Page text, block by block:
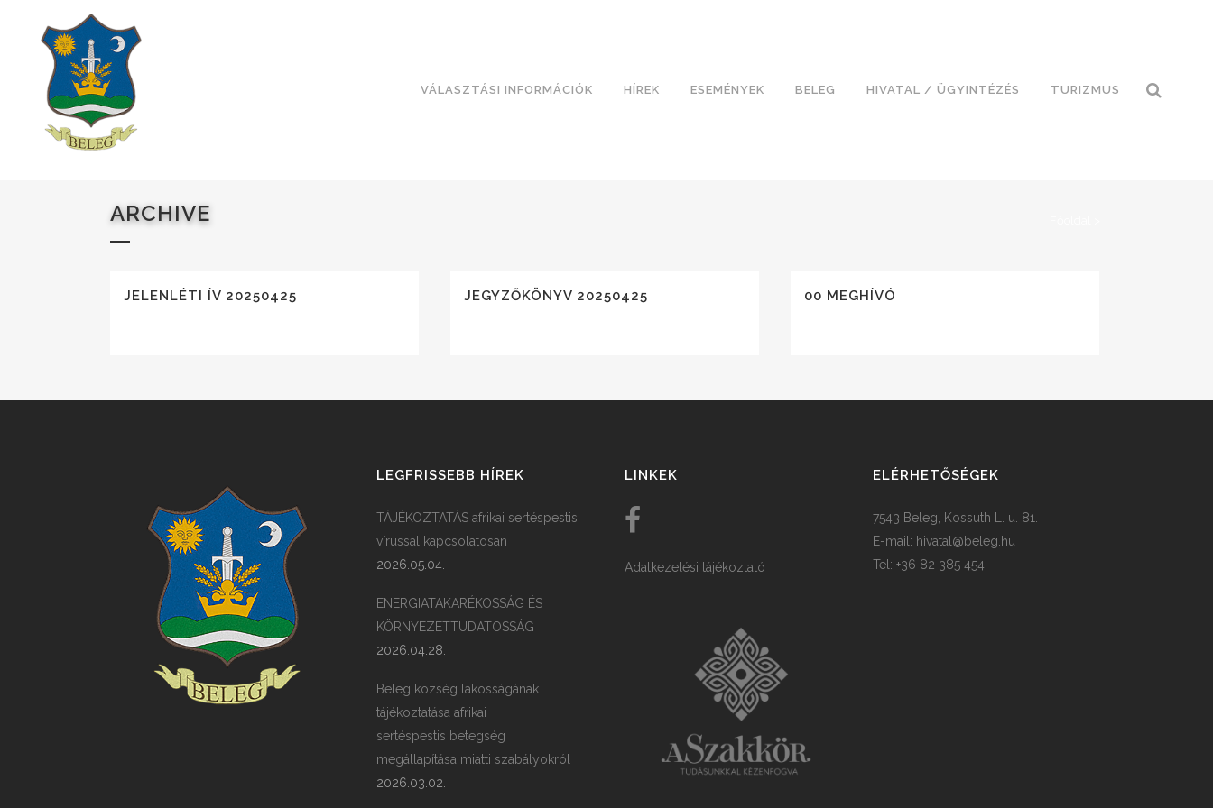
VÁLASZTÁSI INFORMÁCIÓK HÍREK ESEMÉNYEK BELEG HIVATAL / ÜGYINTÉZÉS TURIZMUS
ARCHIVE
JELENLÉTI ÍV 20250425 JEGYZŐKÖNYV 20250425 00 MEGHÍVÓ
LEGFRISSEBB HÍREK
TÁJÉKOZTATÁS afrikai sertéspestis
vírussal kapcsolatosan
2026.05.04.
ENERGIATAKARÉKOSSÁG ÉS
KÖRNYEZETTUDATOSSÁG
2026.04.28.
Beleg község lakosságának
tájékoztatása afrikai
sertéspestis betegség
megállapítása miatti szabályokról
2026.03.02.
LINKEK
Adatkezelési tájékoztató
ELÉRHETŐSÉGEK
7543 Beleg, Kossuth L. u. 81.
E-mail: hivatal@beleg.hu
Tel: +36 82 385 454